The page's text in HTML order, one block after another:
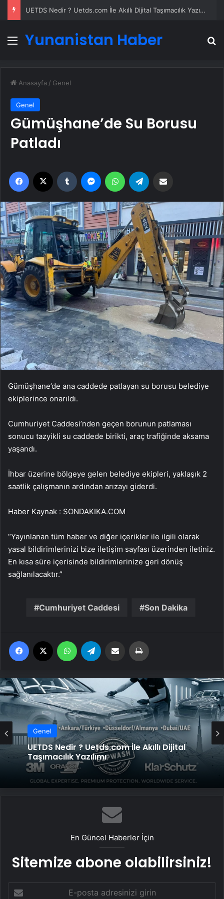
UETDS Nedir ? Uetds.com İle Akıllı Dijital Taşımacılık Yazılımı
Menü
Yunanistan Haber
Anasayfa / Genel
Genel
Gümüşhane’de Su Borusu
Patladı
Facebook Tumblr MessengerWhatsApp
Gümüşhane’de ana caddede patlayan su borusu belediye
ekiplerince onarıldı.
Cumhuriyet Caddesi’nden geçen borunun patlaması
sonucu tazyikli su caddede birikti, araç trafiğinde aksama
yaşandı.
İhbar üzerine bölgeye gelen belediye ekipleri, yaklaşık 2
saatlik çalışmanın ardından arızayı giderdi.
Haber Kaynak : SONDAKIKA.COM
“Yayınlanan tüm haber ve diğer içerikler ile ilgili olarak
yasal bildirimlerinizi bize iletişim sayfası üzerinden iletiniz.
En kısa süre içerisinde bildirimlerinize geri dönüş
sağlanılacaktır.”
Cumhuriyet Caddesi Son Dakika
Facebook WhatsApp Email'den paylaş
Genel
Taşımacılık Yazılımı
Datahost İle Güvenilir Sunucu Hizmetleri
En Güncel Haberler İçin
Sitemize abone olabilirsiniz!
posta